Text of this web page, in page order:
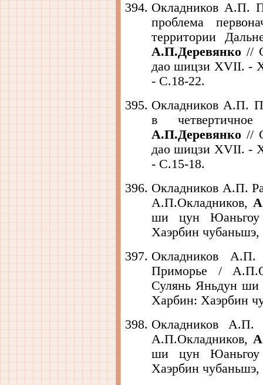
Окладников А.П.
проблема
территории
А.П.Деревянко //
дао шицзи XVII. -
- С.18-22.
Окладников А.П.
в
А.П.Деревянко //
дао шицзи XVII. -
- С.15-18.
Окладников А.П.
А.П.Окладников,
ши цун
Хаэрбин
Окладников А.П.
Приморье /
Сулянь Яньдун
Харбин: Хаэрбин
Окладников
А.П.Окладников,
ши цун
Хаэрбин